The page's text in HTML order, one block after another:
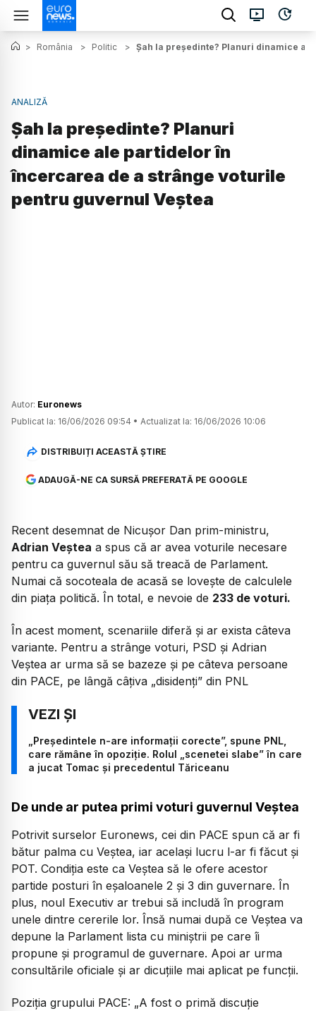
> România > Politic > Șah la președinte? Planuri dinamice
ANALIZĂ
Șah la președinte? Planuri
dinamice ale partidelor în
încercarea de a strânge voturile
pentru guvernul Veștea
Autor: Euronews
Publicat la: 16/06/2026 09:54 • Actualizat la: 16/06/2026 10:06
DISTRIBUIȚI ACEASTĂ ȘTIRE
ADAUGĂ-NE CA SURSĂ PREFERATĂ PE GOOGLE
Recent desemnat de Nicușor Dan prim-ministru,
Adrian Veștea a spus că ar avea voturile necesare
pentru ca guvernul său să treacă de Parlament.
Numai că socoteala de acasă se lovește de calculele
din piața politică. În total, e nevoie de 233 de voturi.
În acest moment, scenariile diferă și ar exista câteva
variante. Pentru a strânge voturi, PSD și Adrian
Veștea ar urma să se bazeze și pe câteva persoane
din PACE, pe lângă câțiva „disidenți” din PNL
„Președintele n-are informații corecte”, spune PNL,
care rămâne în opoziție. Rolul „scenetei slabe” în care
a jucat Tomac și precedentul Tăriceanu
De unde ar putea primi voturi guvernul Veștea
Potrivit surselor Euronews, cei din PACE spun că ar fi
bătur palma cu Veștea, iar același lucru l-ar fi făcut și
POT. Condiția este ca Veștea să le ofere acestor
partide posturi în eșaloanele 2 și 3 din guvernare. În
plus, noul Executiv ar trebui să includă în program
unele dintre cererile lor. Însă numai după ce Veștea va
depune la Parlament lista cu miniștrii pe care îi
propune și programul de guvernare. Apoi ar urma
consultările oficiale și ar dicuțiile mai aplicat pe funcții.
Poziția grupului PACE: „A fost o primă discuție